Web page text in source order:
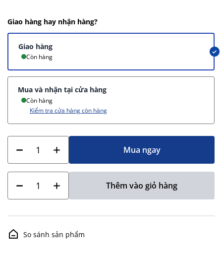
Giao hàng hay nhận hàng?
Giao hàng
Còn hàng
Mua và nhận tại cửa hàng
Còn hàng
Kiểm tra cửa hàng còn hàng
Mua ngay
Thêm vào giỏ hàng
So sánh sản phẩm